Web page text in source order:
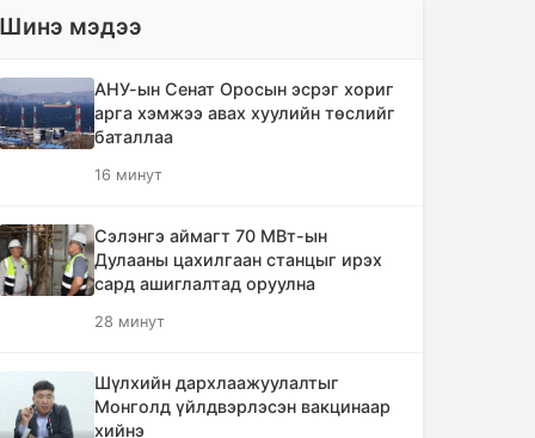
Шинэ мэдээ
АНУ-ын Сенат Оросын эсрэг хориг
арга хэмжээ авах хуулийн төслийг
баталлаа
16 минут
Сэлэнгэ аймагт 70 МВт-ын
Дулааны цахилгаан станцыг ирэх
сард ашиглалтад оруулна
28 минут
Шүлхийн дархлаажуулалтыг
Монголд үйлдвэрлэсэн вакцинаар
хийнэ